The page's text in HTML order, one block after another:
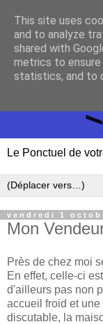
Le Ponctuel de
vendredi 1
Mon
Près de chez moi
En effet, celle-ci
d'ailleurs pas non
accueil froid et
discutable, la
This site uses
and to analyze
shared with
metrics to
statistics, and to